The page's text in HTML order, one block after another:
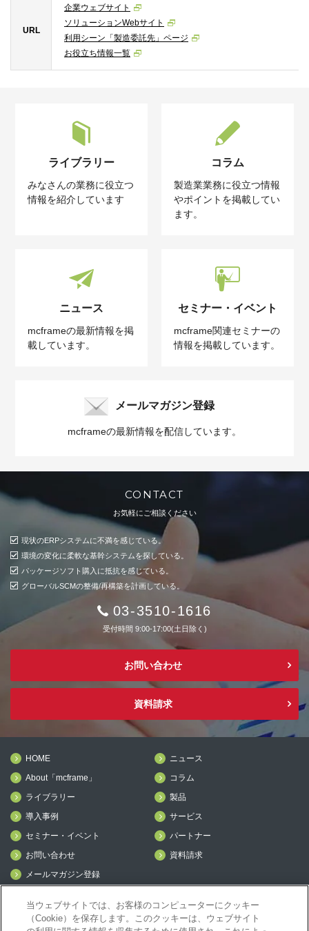
URL
企業ウェブサイト
ソリューションWebサイト
利用シーン「製造委託先」ページ
お役立ち情報一覧
ライブラリー
みなさんの業務に役立つ
情報を紹介しています
コラム
製造業業務に役立つ情報
やポイントを掲載してい
ます。
ニュース
mcframeの最新情報を掲
載しています。
セミナー・イベント
mcframe関連セミナーの
情報を掲載しています。
メールマガジン登録
mcframeの最新情報を配信しています。
CONTACT
お気軽にご相談ください
現状のERPシステムに不満を感じている。
環境の変化に柔軟な基幹システムを探している。
パッケージソフト購入に抵抗を感じている。
グローバルSCMの整備/再構築を計画している。
03-3510-1616
受付時間 9:00-17:00(土日除く)
お問い合わせ
資料請求
HOME
ニュース
About「mcframe」
コラム
ライブラリー
製品
導入事例
サービス
セミナー・イベント
パートナー
お問い合わせ
資料請求
メールマガジン登録
当ウェブサイトでは、お客様のコンピューターにクッキー
（Cookie）を保存します。このクッキーは、ウェブサイト